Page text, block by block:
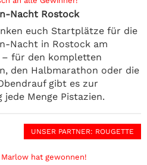
Nacht Rostock
euch Startplätze für die
Nacht in Rostock am
– für den kompletten
den Halbmarathon oder die
gibt es zur
jede Menge Pistazien.
UNSER PARTNER: ROUGETTE
Marlow hat gewonnen!